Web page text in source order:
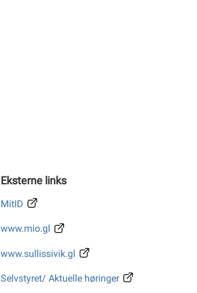
Eksterne links
MitID
www.mio.gl
www.sullissivik.gl
Selvstyret/ Aktuelle høringer